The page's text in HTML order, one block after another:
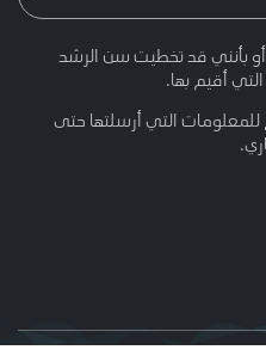
أكثر من 18 عاماً، أو بأنني قد تخطيت سن الرشد
أقيم بها.
التي أرسلتها حتى